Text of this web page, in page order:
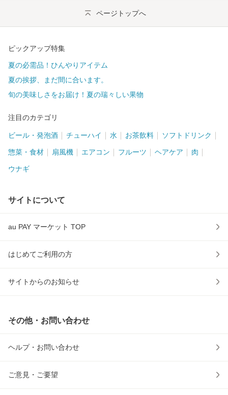
ページトップへ
ピックアップ特集
夏の必需品！ひんやりアイテム
夏の挨拶、まだ間に合います。
旬の美味しさをお届け！夏の瑞々しい果物
注目のカテゴリ
ビール・発泡酒 チューハイ 水 お茶飲料 ソフトドリンク
惣菜・食材 扇風機 エアコン フルーツ ヘアケア 肉
ウナギ
サイトについて
au PAY マーケット TOP
はじめてご利用の方
サイトからのお知らせ
その他・お問い合わせ
ヘルプ・お問い合わせ
ご意見・ご要望